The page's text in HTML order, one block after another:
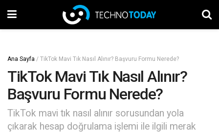
Ana Sayfa / TikTok Mavi Tık Nasıl Alınır? Başvuru Formu Nerede?
TikTok Mavi Tık Nasıl Alınır?
Başvuru Formu Nerede?
TikTok mavi tık nasıl alınır sorusundan yola
çıkarak hesap doğrulama işlemi ile ilgili merak